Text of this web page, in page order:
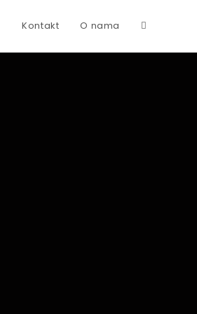
Kontakt O nama Toggle